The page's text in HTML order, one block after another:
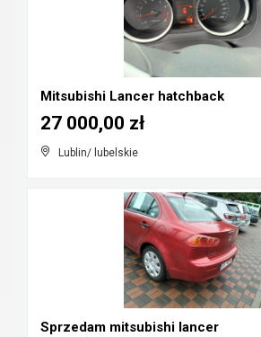
Mitsubishi Lancer hatchback
Lublin/ lubelskie
27 000,00 zł
Sprzedam mitsubishi lancer